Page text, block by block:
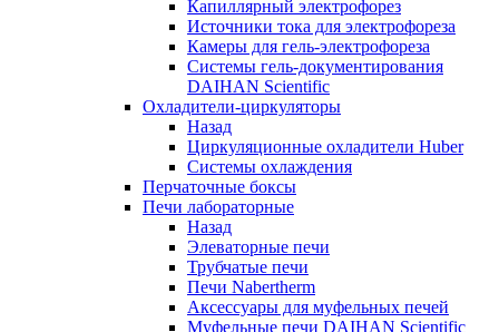
Капиллярный электрофорез
Источники тока для электрофореза
Камеры для гель-электрофореза
Системы гель-документирования
DAIHAN Scientific
Охладители-циркуляторы
Назад
Циркуляционные охладители Huber
Системы охлаждения
Перчаточные боксы
Печи лабораторные
Назад
Элеваторные печи
Трубчатые печи
Печи Nabertherm
Аксессуары для муфельных печей
Муфельные печи DAIHAN Scientific